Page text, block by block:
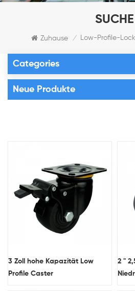
SUCHE
Zuhause / Low-Profile-
Categories
Neue Produkte
3 Zoll hohe Kapazität Low
Profile Caster
2 "